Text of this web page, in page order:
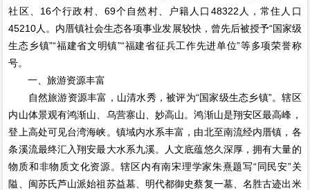
社区、16个行政村、69个自然村、户籍人口48322人，常住人口
45210人。内厝镇社会生态各项事业发展较快，曾先后被授予“国家级
生态乡镇”“福建省文明镇”“福建省征兵工作先进单位”等多项荣誉称
号。
一、旅游资源丰富
自然旅游资源丰富，山清水秀，被评为“国家级生态乡镇”。辖区
内山体景观有鸿渐山、乌营寨山、妙高山。鸿渐山是翔安区最高峰，
登上高处可见台湾海峡。镇域内水系丰富，由北至南流经内厝镇，各
条溪流最终汇入翔安最大水系九溪。人文底蕴悠久深厚，拥有大量的
物质和非物质文化资源。辖区内有南宋理学家朱熹题写“同民安”关
隘、闽苏氏芦山派始祖苏益墓、明代都御史蔡复一墓、名胜古迹出米